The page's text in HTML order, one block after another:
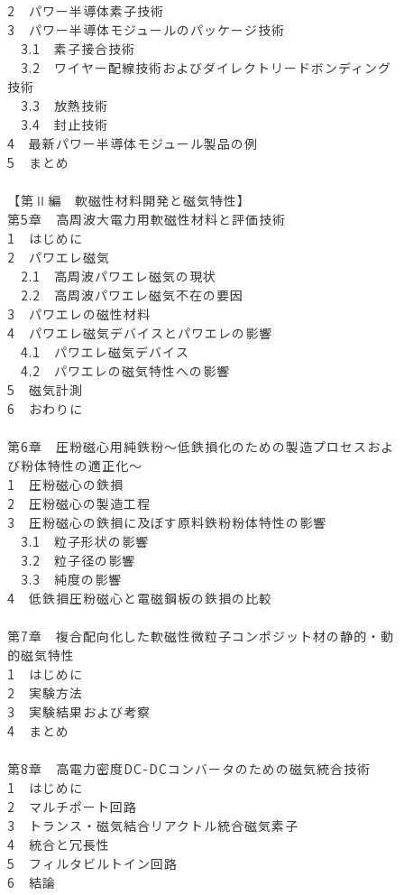
2 パワー半導体素子技術
3 パワー半導体モジュールのパッケージ技術
3.1 素子接合技術
3.2 ワイヤー配線技術およびダイレクトリードボンディング
技術
3.3 放熱技術
3.4 封止技術
4 最新パワー半導体モジュール製品の例
5 まとめ
【第Ⅱ編 軟磁性材料開発と磁気特性】
第5章 高周波大電力用軟磁性材料と評価技術
1 はじめに
2 パワエレ磁気
2.1 高周波パワエレ磁気の現状
2.2 高周波パワエレ磁気不在の要因
3 パワエレの磁性材料
4 パワエレ磁気デバイスとパワエレの影響
4.1 パワエレ磁気デバイス
4.2 パワエレの磁気特性への影響
5 磁気計測
6 おわりに
第6章 圧粉磁心用純鉄粉～低鉄損化のための製造プロセスおよ
び粉体特性の適正化～
1 圧粉磁心の鉄損
2 圧粉磁心の製造工程
3 圧粉磁心の鉄損に及ぼす原料鉄粉粉体特性の影響
3.1 粒子形状の影響
3.2 粒子径の影響
3.3 純度の影響
4 低鉄損圧粉磁心と電磁鋼板の鉄損の比較
第7章 複合配向化した軟磁性微粒子コンポジット材の静的・動
的磁気特性
1 はじめに
2 実験方法
3 実験結果および考察
4 まとめ
第8章 高電力密度DC-DCコンバータのための磁気統合技術
1 はじめに
2 マルチポート回路
3 トランス・磁気結合リアクトル統合磁気素子
4 統合と冗長性
5 フィルタビルトイン回路
6 結論